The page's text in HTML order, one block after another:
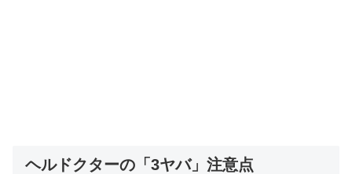
ヘルドクターの「3ヤバ」注意点